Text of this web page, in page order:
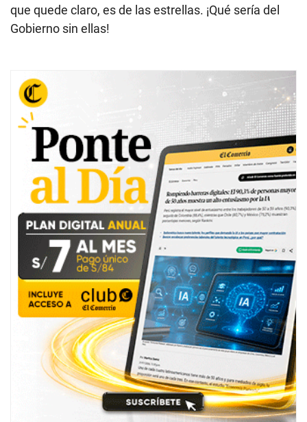
que quede claro, es de las estrellas. ¡Qué sería del
Gobierno sin ellas!